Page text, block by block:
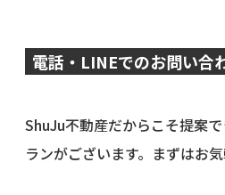
ーナ
ー・管
理会社
様へ
電話・LINEでのお問い合
ShuJu不動産だからこそ提案
ランがございます。まずはお